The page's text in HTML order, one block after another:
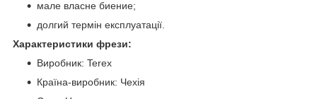
мале власне биение;
долгий термін експлуатації.
Характеристики фрези:
Виробник: Terex
Країна-виробник: Чехія